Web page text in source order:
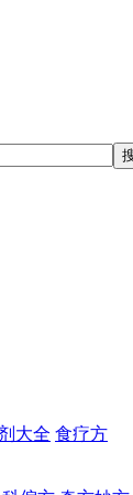
大全 食疗方